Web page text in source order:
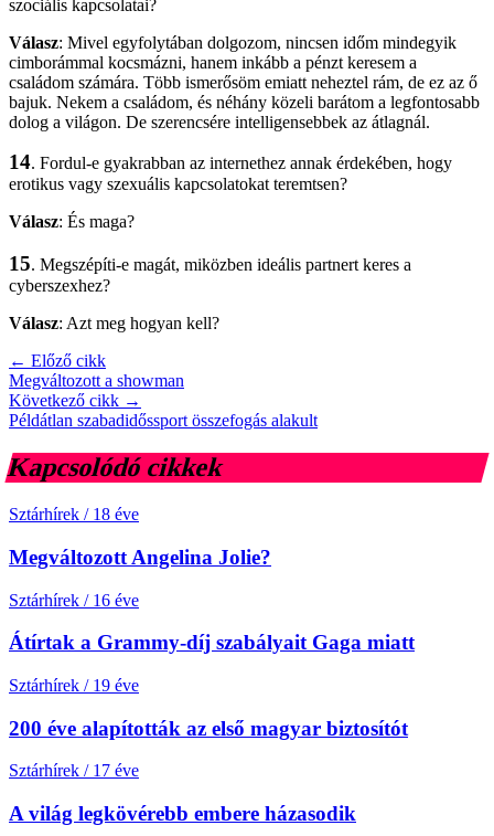
szociális kapcsolatai?
Válasz: Mivel egyfolytában dolgozom, nincsen időm mindegyik
cimborámmal kocsmázni, hanem inkább a pénzt keresem a
családom számára. Több ismerősöm emiatt neheztel rám, de ez az ő
bajuk. Nekem a családom, és néhány közeli barátom a legfontosabb
dolog a világon. De szerencsére intelligensebbek az átlagnál.
14. Fordul-e gyakrabban az internethez annak érdekében, hogy
erotikus vagy szexuális kapcsolatokat teremtsen?
Válasz: És maga?
15. Megszépíti-e magát, miközben ideális partnert keres a
cyberszexhez?
Válasz: Azt meg hogyan kell?
← Előző cikk
Megváltozott a showman
Következő cikk →
Példátlan szabadidőssport összefogás alakult
Kapcsolódó cikkek
Sztárhírek / 18 éve
Megváltozott Angelina Jolie?
Sztárhírek / 16 éve
Átírtak a Grammy-díj szabályait Gaga miatt
Sztárhírek / 19 éve
200 éve alapították az első magyar biztosítót
Sztárhírek / 17 éve
A világ legkövérebb embere házasodik